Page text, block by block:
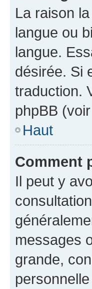
La raison
langue ou
langue.
désirée. Si
traduction.
phpBB
Haut
Comment
Il peut y
messages
grande,